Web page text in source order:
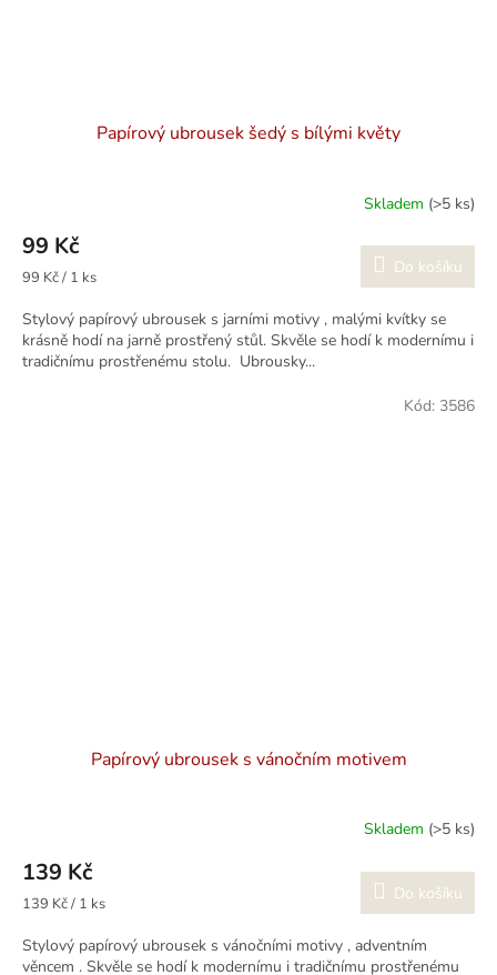
Papírový ubrousek šedý s bílými květy
Skladem (>5 ks)
99 Kč
Měrná
99 Kč / 1 ks Do košíku
Stylový papírový ubrousek s jarními motivy , malými kvítky se
krásně hodí na jarně prostřený stůl. Skvěle se hodí k modernímu i
tradičnímu prostřenému stolu. Ubrousky...
Papírový ubrousek s vánočním motivem
Skladem (>5 ks)
139 Kč
Měrná
139 Kč / 1 ks Do košíku
Stylový papírový ubrousek s vánočními motivy , adventním
věncem . Skvěle se hodí k modernímu i tradičnímu prostřenému
Kód: 3586